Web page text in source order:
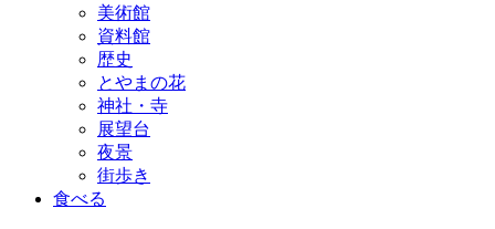
美術館
資料館
歴史
とやまの花
神社・寺
展望台
夜景
街歩き
食べる